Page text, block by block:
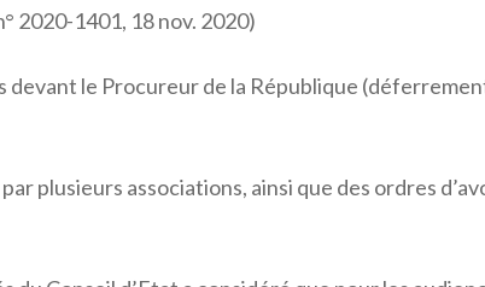
2020-1401, 18 nov. 2020)
le Procureur de la République
plusieurs associations, ainsi que des ordres